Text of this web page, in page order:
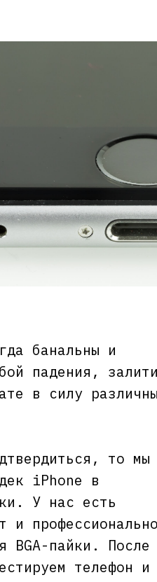
банальны и
падения,
в силу
то мы
iPhone в
У нас есть
и
BGA-пайки. После
телефон и